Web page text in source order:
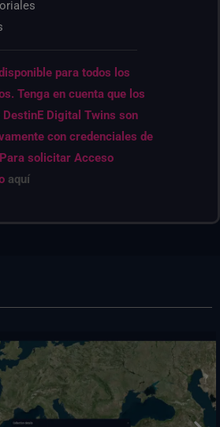
para todos los
Tenga en cuenta que los
Digital Twins son
con credenciales de
solicitar Acceso
aquí